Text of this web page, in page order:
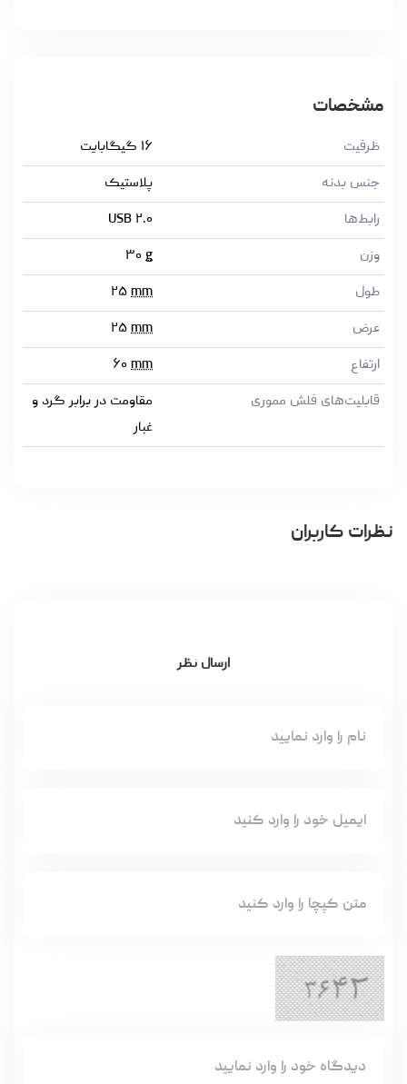
مشخصات
ظرفیت
۱۶ گیگابایت
جنس بدنه
پلاستیک
رابط‌ها
USB ۲.۰
وزن
۳۰ g
طول
۲۵ mm
عرض
۲۵ mm
ارتفاع
۶۰ mm
قابلیت‌های فلش مموری
مقاومت در برابر گرد و
غبار
نظرات کاربران
ارسال نظر